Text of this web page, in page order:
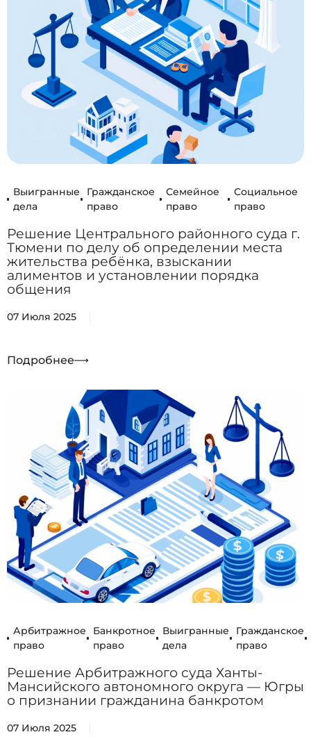
Выигранные
дела
Гражданское
право
Семейное
право
Социальное
право
Решение Центрального районного суда г.
Тюмени по делу об определении места
жительства ребёнка, взыскании
алиментов и установлении порядка
общения
07 Июля 2025
Подробнее
Арбитражное
право
Банкротное
право
Выигранные
дела
Гражданское
право
Решение Арбитражного суда Ханты-
Мансийского автономного округа — Югры
о признании гражданина банкротом
07 Июля 2025